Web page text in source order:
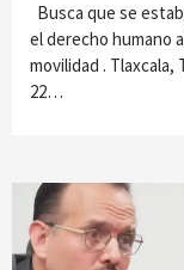
Busca que se
el derecho humano
movilidad . Tlaxcala,
22…